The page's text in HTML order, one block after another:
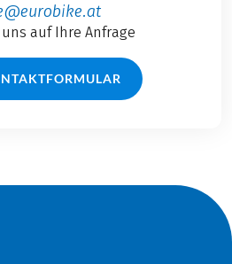
auf Ihre Anfrage